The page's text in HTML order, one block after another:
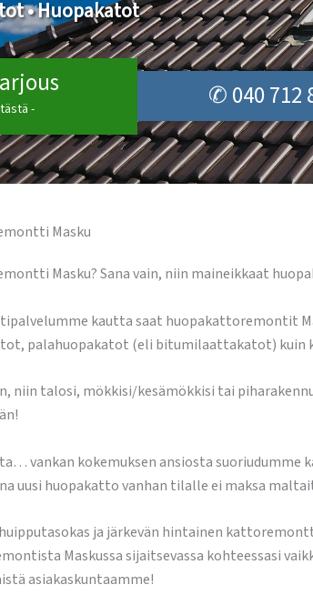
• Huopakatot
- ✆ 040 712
Masku
Masku? Sana vain, niin maineikkaat
kautta saat huopakattoremontit
palahuopakatot (eli bitumilaattakatot) kuin
niin talosi, mökkisi/kesämökkisi tai
vankan kokemuksen ansiosta
uusi huopakatto vanhan tilalle ei maksa
ja järkevän hintainen
Maskussa sijaitsevassa kohteessasi
asiakaskuntaamme!